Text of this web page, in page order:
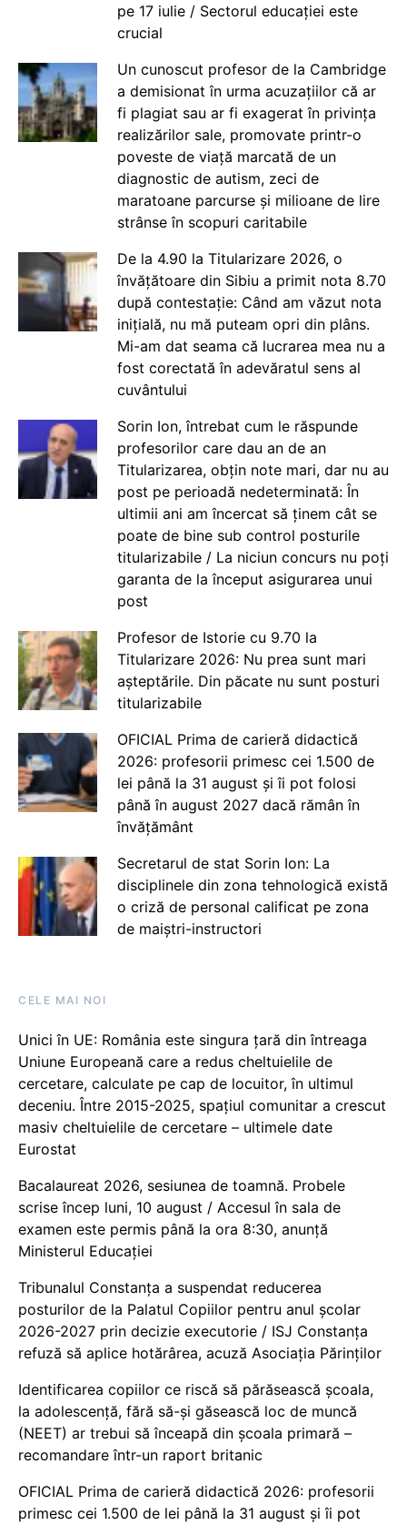
pe 17 iulie / Sectorul educației este
crucial
Un cunoscut profesor de la Cambridge
a demisionat în urma acuzațiilor că ar
fi plagiat sau ar fi exagerat în privința
realizărilor sale, promovate printr-o
poveste de viață marcată de un
diagnostic de autism, zeci de
maratoane parcurse și milioane de lire
strânse în scopuri caritabile
De la 4.90 la Titularizare 2026, o
învățătoare din Sibiu a primit nota 8.70
după contestație: Când am văzut nota
inițială, nu mă puteam opri din plâns.
Mi-am dat seama că lucrarea mea nu a
fost corectată în adevăratul sens al
cuvântului
Sorin Ion, întrebat cum le răspunde
profesorilor care dau an de an
Titularizarea, obțin note mari, dar nu au
post pe perioadă nedeterminată: În
ultimii ani am încercat să ținem cât se
poate de bine sub control posturile
titularizabile / La niciun concurs nu poți
garanta de la început asigurarea unui
post
Profesor de Istorie cu 9.70 la
Titularizare 2026: Nu prea sunt mari
așteptările. Din păcate nu sunt posturi
titularizabile
OFICIAL Prima de carieră didactică
2026: profesorii primesc cei 1.500 de
lei până la 31 august și îi pot folosi
până în august 2027 dacă rămân în
învățământ
Secretarul de stat Sorin Ion: La
disciplinele din zona tehnologică există
o criză de personal calificat pe zona
de maiștri-instructori
CELE MAI NOI
Unici în UE: România este singura țară din întreaga
Uniune Europeană care a redus cheltuielile de
cercetare, calculate pe cap de locuitor, în ultimul
deceniu. Între 2015-2025, spațiul comunitar a crescut
masiv cheltuielile de cercetare – ultimele date
Eurostat
Bacalaureat 2026, sesiunea de toamnă. Probele
scrise încep luni, 10 august / Accesul în sala de
examen este permis până la ora 8:30, anunță
Ministerul Educației
Tribunalul Constanța a suspendat reducerea
posturilor de la Palatul Copiilor pentru anul școlar
2026-2027 prin decizie executorie / ISJ Constanța
refuză să aplice hotărârea, acuză Asociația Părinților
Identificarea copiilor ce riscă să părăsească școala,
la adolescență, fără să-și găsească loc de muncă
(NEET) ar trebui să înceapă din școala primară –
recomandare într-un raport britanic
OFICIAL Prima de carieră didactică 2026: profesorii
primesc cei 1.500 de lei până la 31 august și îi pot